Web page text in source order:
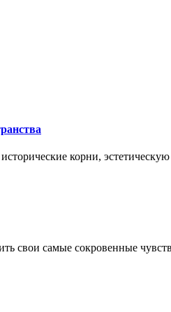
корни,
свои самые сокровенные